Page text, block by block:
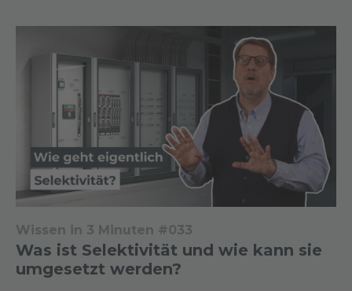
Wissen in 3 Minuten #033
Was ist Selektivität und wie kann sie
umgesetzt werden?